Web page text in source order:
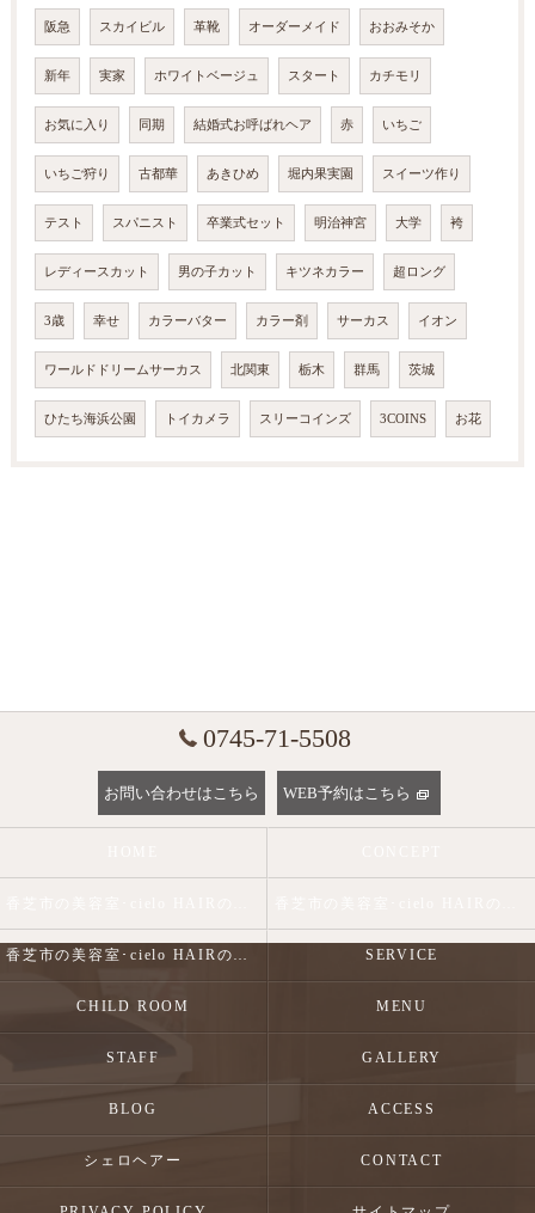
阪急 スカイビル 革靴 オーダーメイド おおみそか
新年 実家 ホワイトベージュ スタート カチモリ
お気に入り 同期 結婚式お呼ばれヘア 赤 いちご
いちご狩り 古都華 あきひめ 堀内果実園 スイーツ作り
テスト スパニスト 卒業式セット 明治神宮 大学 袴
レディースカット 男の子カット キツネカラー 超ロング
3歳 幸せ カラーバター カラー剤 サーカス イオン
ワールドドリームサーカス 北関東 栃木 群馬 茨城
ひたち海浜公園 トイカメラ スリーコインズ 3COINS お花
0745-71-5508
お問い合わせはこちら WEB予約はこちら
香芝市の美容室･cielo HAIRのお客様の声 SERVICE
CHILD ROOM MENU
STAFF GALLERY
BLOG ACCESS
シェロヘアー CONTACT